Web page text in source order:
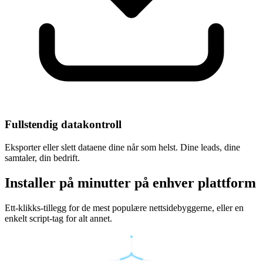
Fullstendig datakontroll
Eksporter eller slett dataene dine når som helst. Dine leads, dine
samtaler, din bedrift.
Installer på minutter på enhver plattform
Ett-klikks-tillegg for de mest populære nettsidebyggerne, eller en
enkelt script-tag for alt annet.